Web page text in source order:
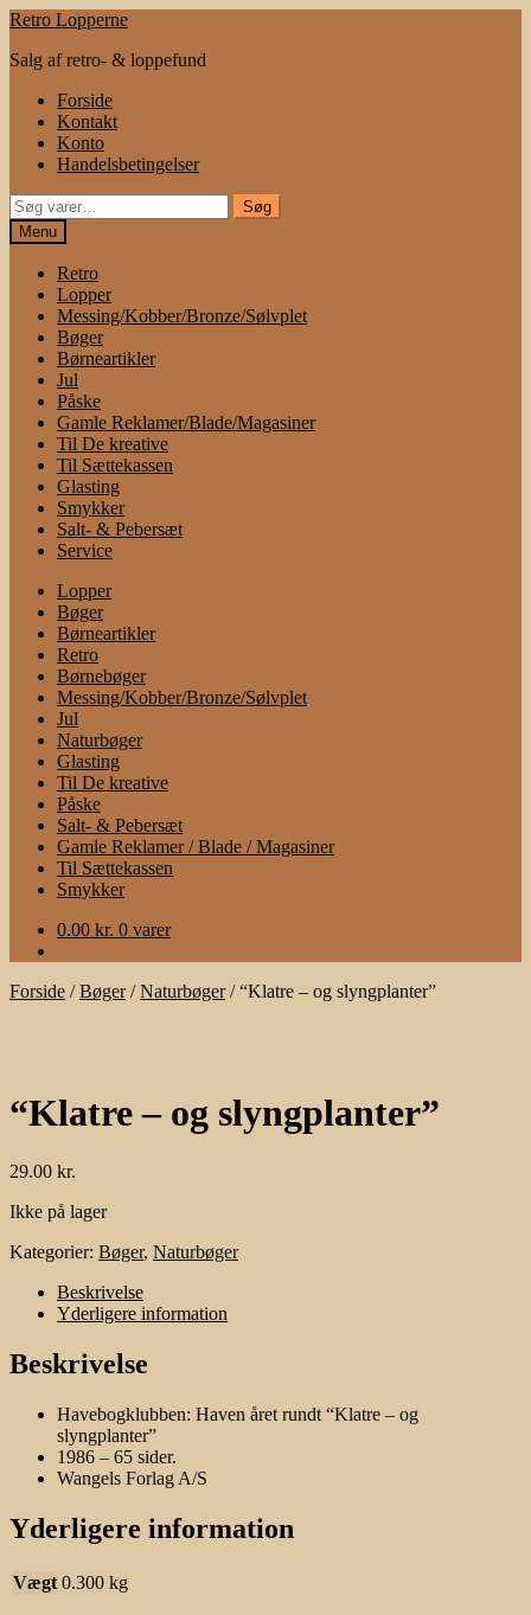
Spring
navigation
Spring
indhold
Retro Lopperne
Salg af retro- & loppefund
Forside
Kontakt
Konto
Handelsbetingelser
Søg
efter:
Søg
Menu
Retro
Lopper
Messing/Kobber/Bronze/Sølvplet
Bøger
Børneartikler
Jul
Påske
Gamle Reklamer/Blade/Magasiner
Til De kreative
Til Sættekassen
Glasting
Smykker
Salt- & Pebersæt
Service
Lopper
Bøger
Børneartikler
Retro
Børnebøger
Messing/Kobber/Bronze/Sølvplet
Jul
Naturbøger
Glasting
Til De kreative
Påske
Salt- & Pebersæt
Gamle Reklamer / Blade / Magasiner
Til Sættekassen
Smykker
0.00 kr. 0 varer
Forside /Bøger/Naturbøger/“Klatre – og slyngplanter”
“Klatre – og slyngplanter”
29.00 kr.
Ikke på lager
Kategorier: Bøger, Naturbøger
Beskrivelse
Yderligere information
Beskrivelse
Havebogklubben: Haven året rundt “Klatre – og
slyngplanter”
1986 – 65 sider.
Wangels Forlag A/S
Yderligere information
Vægt 0.300 kg